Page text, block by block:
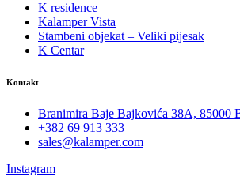
K residence
Kalamper Vista
Stambeni objekat – Veliki pijesak
K Centar
Kontakt
Branimira Baje Bajkovića 38A, 85000
+382 69 913 333
sales@kalamper.com
Instagram